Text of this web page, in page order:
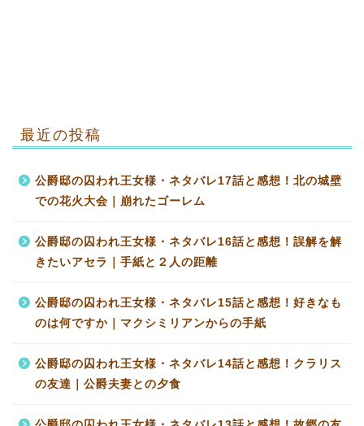
最近の投稿
公爵邸の囚われ王女様・ネタバレ17話と感想！北の城壁
での花火大会｜崩れたゴーレム
公爵邸の囚われ王女様・ネタバレ16話と感想！誤解を解
きたいアセラ｜手紙と２人の距離
公爵邸の囚われ王女様・ネタバレ15話と感想！好きなも
のは何ですか｜マクシミリアンからの手紙
公爵邸の囚われ王女様・ネタバレ14話と感想！クラリス
の友達｜公爵夫妻との夕食